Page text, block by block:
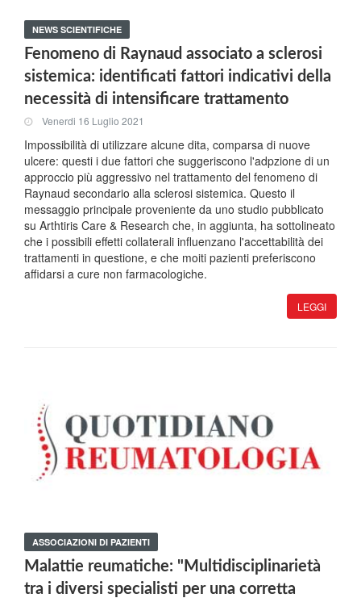
NEWS SCIENTIFICHE
Fenomeno di Raynaud associato a sclerosi
sistemica: identificati fattori indicativi della
necessità di intensificare trattamento
Venerdi 16 Luglio 2021
Impossibilità di utilizzare alcune dita, comparsa di nuove
ulcere: questi i due fattori che suggeriscono l'adpzione di un
approccio più aggressivo nel trattamento del fenomeno di
Raynaud secondario alla sclerosi sistemica. Questo il
messaggio principale proveniente da uno studio pubblicato
su Arthtiris Care & Research che, in aggiunta, ha sottolineato
che i possibili effetti collaterali influenzano l'accettabilità dei
trattamenti in questione, e che moiti pazienti preferiscono
affidarsi a cure non farmacologiche.
LEGGI
ASSOCIAZIONI DI PAZIENTI
Malattie reumatiche: "Multidisciplinarietà
tra i diversi specialisti per una corretta